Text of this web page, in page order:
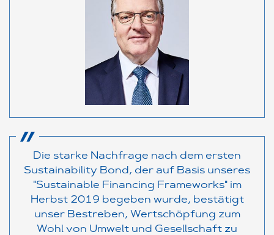
Die starke Nachfrage nach dem ersten
Sustainability Bond, der auf Basis unseres
"Sustainable Financing Frameworks" im
Herbst 2019 begeben wurde, bestätigt
unser Bestreben, Wertschöpfung zum
Wohl von Umwelt und Gesellschaft zu